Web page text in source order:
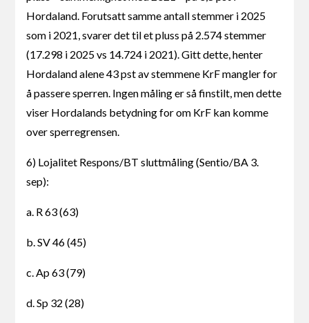
Hordaland. Forutsatt samme antall stemmer i 2025
som i 2021, svarer det til et pluss på 2.574 stemmer
(17.298 i 2025 vs 14.724 i 2021). Gitt dette, henter
Hordaland alene 43 pst av stemmene KrF mangler for
å passere sperren. Ingen måling er så finstilt, men dette
viser Hordalands betydning for om KrF kan komme
over sperregrensen.
6) Lojalitet Respons/BT sluttmåling (Sentio/BA 3.
sep):
a. R 63 (63)
b. SV 46 (45)
c. Ap 63 (79)
d. Sp 32 (28)